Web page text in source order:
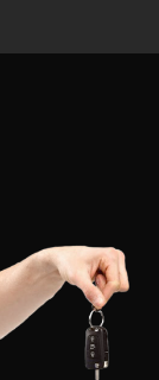
si
chei cu cip
Romania
auto, chei
pune la
si
nostru pentru